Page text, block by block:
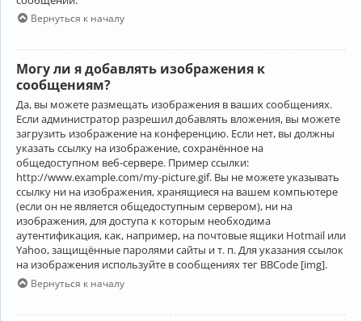
Вернуться к началу
Могу ли я добавлять изображения к
сообщениям?
Да, вы можете размещать изображения в ваших сообщениях.
Если администратор разрешил добавлять вложения, вы можете
загрузить изображение на конференцию. Если нет, вы должны
указать ссылку на изображение, сохранённое на
общедоступном веб-сервере. Пример ссылки:
http://www.example.com/my-picture.gif. Вы не можете указывать
ссылку ни на изображения, хранящиеся на вашем компьютере
(если он не является общедоступным сервером), ни на
изображения, для доступа к которым необходима
аутентификация, как, например, на почтовые ящики Hotmail или
Yahoo, защищённые паролями сайты и т. п. Для указания ссылок
на изображения используйте в сообщениях тег BBCode [img].
Вернуться к началу